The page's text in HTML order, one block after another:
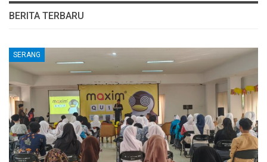
BERITA TERBARU
SERANG